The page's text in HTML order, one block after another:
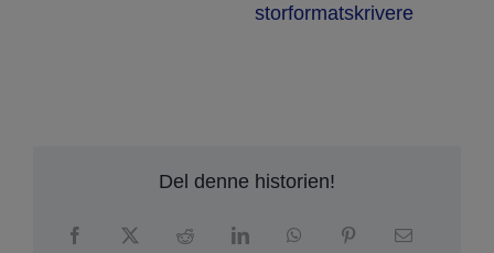
storformatskrivere
Del denne historien!